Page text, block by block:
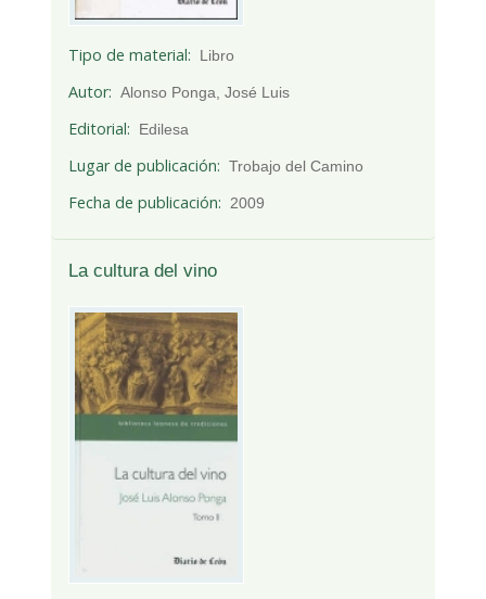
Tipo de material Libro
Autor Alonso Ponga, José Luis
Editorial Edilesa
Lugar de publicación Trobajo del Camino
Fecha de publicación 2009
La cultura del vino